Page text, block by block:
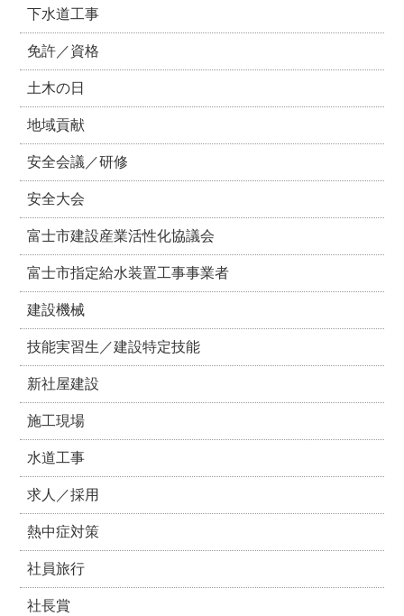
下水道工事
免許／資格
土木の日
地域貢献
安全会議／研修
安全大会
富士市建設産業活性化協議会
富士市指定給水装置工事事業者
建設機械
技能実習生／建設特定技能
新社屋建設
施工現場
水道工事
求人／採用
熱中症対策
社員旅行
社長賞